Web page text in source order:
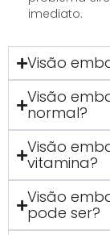
imediato.
Visão
Visão
normal?
Visão
vitamina?
Visão
pode ser?